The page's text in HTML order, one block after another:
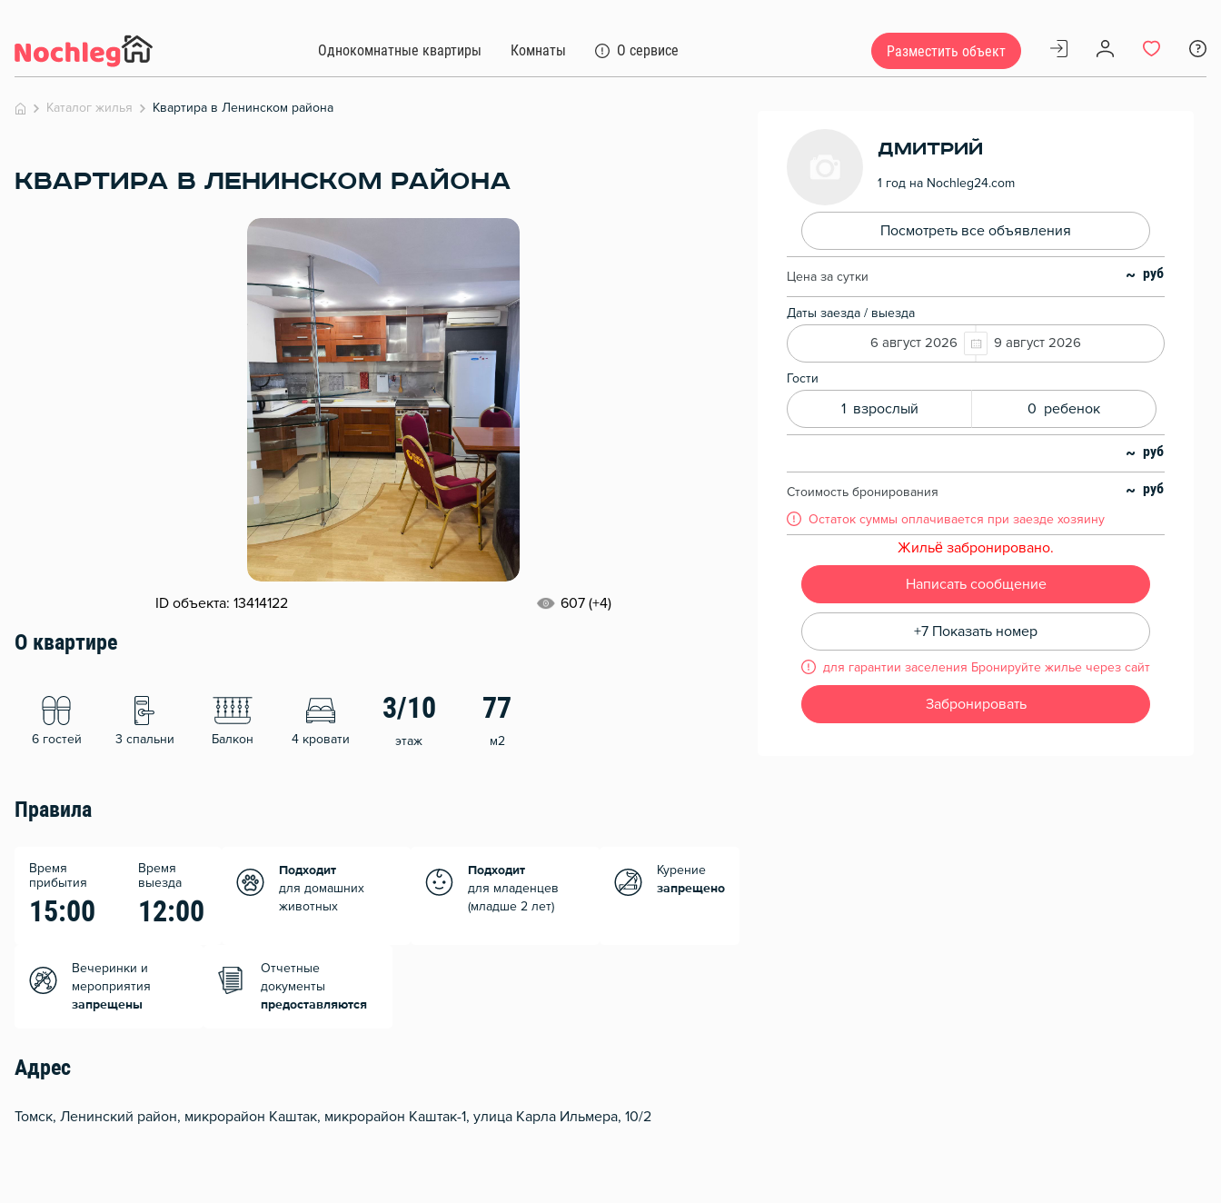
Однокомнатные квартиры Комнаты О сервисе Разместить объект
Каталог жилья Квартира в Ленинском района
КВАРТИРА В ЛЕНИНСКОМ РАЙОНА
ID объекта: 13414122 607 (+4)
О квартире
6 гостей 3 спальни Балкон 4 кровати
3/10
этаж
77
м2
Правила
Время
прибытия
15:00
Время
выезда
12:00
Подходит
для домашних
животных
Подходит
для младенцев
(младше 2 лет)
Курение
запрещено
Вечеринки и
мероприятия
запрещены
Отчетные
документы
предоставляются
Адрес
Томск, Ленинский район, микрорайон Каштак, микрорайон Каштак-1, улица Карла Ильмера, 10/2
Дмитрий
1 год на Nochleg24.com
Посмотреть все объявления
Цена за сутки ~
Даты заезда / выезда
6 август 2026 9 август 2026
Гости
1 взрослый 0 ребенок
~
Стоимость бронирования ~
Остаток суммы оплачивается при заезде хозяину
Жильё забронировано.
Написать сообщение
+7 Показать номер
для гарантии заселения Бронируйте жилье через сайт
Забронировать